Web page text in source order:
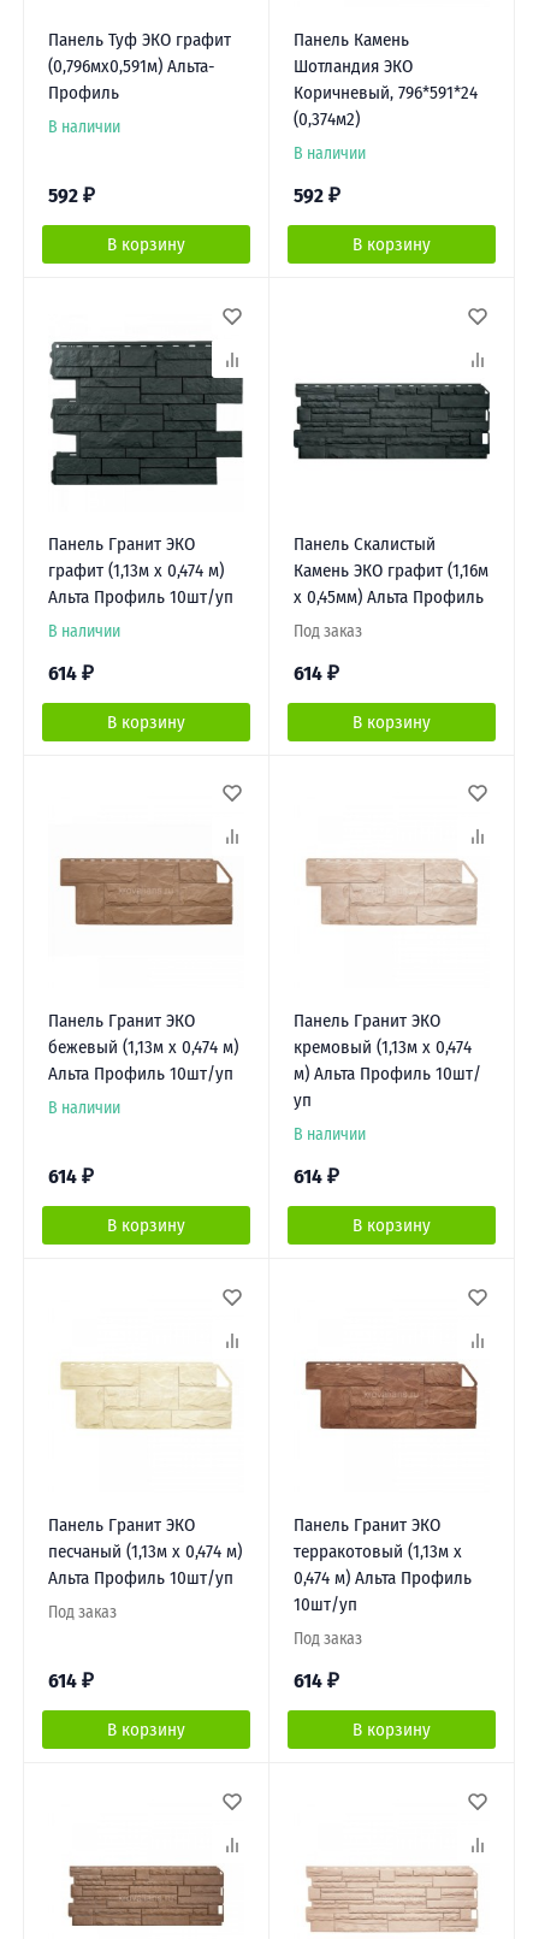
Панель Туф ЭКО графит
(0,796мх0,591м) Альта-
Профиль
В наличии
592 ₽
В корзину
Панель Камень
Шотландия ЭКО
Коричневый, 796*591*24
(0,374м2)
В наличии
592 ₽
В корзину
Панель Гранит ЭКО
графит (1,13м х 0,474 м)
Альта Профиль 10шт/уп
В наличии
614 ₽
В корзину
Панель Скалистый
Камень ЭКО графит (1,16м
х 0,45мм) Альта Профиль
Под заказ
614 ₽
В корзину
Панель Гранит ЭКО
бежевый (1,13м х 0,474 м)
Альта Профиль 10шт/уп
В наличии
614 ₽
В корзину
Панель Гранит ЭКО
кремовый (1,13м х 0,474
м) Альта Профиль 10шт/
уп
В наличии
614 ₽
В корзину
Панель Гранит ЭКО
песчаный (1,13м х 0,474 м)
Альта Профиль 10шт/уп
Под заказ
614 ₽
В корзину
Панель Гранит ЭКО
терракотовый (1,13м х
0,474 м) Альта Профиль
10шт/уп
Под заказ
614 ₽
В корзину